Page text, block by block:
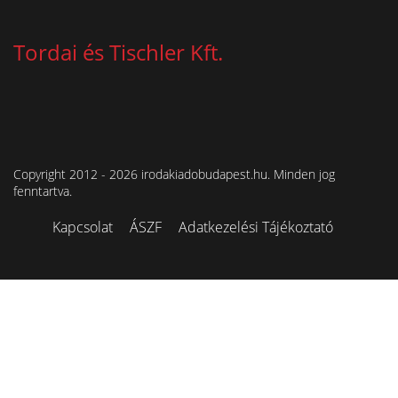
Tordai és Tischler Kft.
Copyright 2012 - 2026 irodakiadobudapest.hu. Minden jog
fenntartva.
Kapcsolat ÁSZF Adatkezelési Tájékoztató